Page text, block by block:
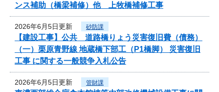
ンス補助（橋梁補修）他 上牧橋補修工事
2026年6月5日更新 砂防課
【建設工事】公共 道路橋りょう災害復旧費（債務）
（一）栗原青野線 地蔵橋下部工（P1橋脚） 災害復旧
工事 に関する一般競争入札公告
2026年6月5日更新 管財課